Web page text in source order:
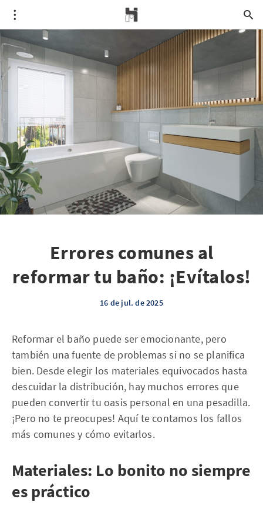
Errores comunes al
reformar tu baño: ¡Evítalos!
16 de jul. de 2025
Reformar el baño puede ser emocionante, pero
también una fuente de problemas si no se planifica
bien. Desde elegir los materiales equivocados hasta
descuidar la distribución, hay muchos errores que
pueden convertir tu oasis personal en una pesadilla.
¡Pero no te preocupes! Aquí te contamos los fallos
más comunes y cómo evitarlos.
Materiales: Lo bonito no siempre
es práctico